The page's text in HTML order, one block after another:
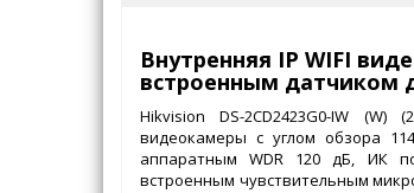
Внутренняя IP WIFI
встроенным датчиком
Hikvision DS-2CD2423G0-IW
видеокамеры с углом обзора
аппаратным WDR 120 дБ, ИК
встроенным чувствительным